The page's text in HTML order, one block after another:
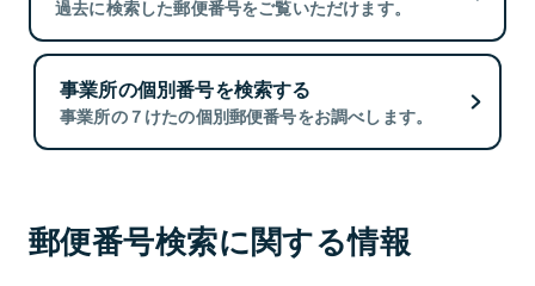
過去に検索した郵便番号をご覧いただけます。
事業所の個別番号を検索する
事業所の７けたの個別郵便番号をお調べします。
郵便番号検索に関する情報